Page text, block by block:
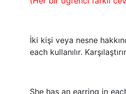
İki kişi veya nesne
each kullanılır.
She has an earring in